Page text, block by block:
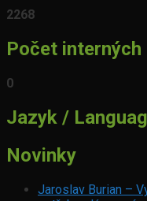
2268
Počet
0
Jazyk /
Novinky
Jaroslav Burian –